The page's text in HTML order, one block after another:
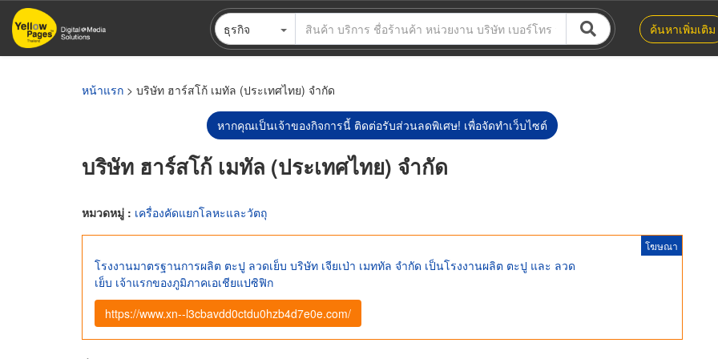
ข้าม
ไป
ธุรกิจ ค้นหาเพิ่มเติม
หน้าแรก > บริษัท ฮาร์สโก้ เมทัล (ประเทศไทย) จำกัด
หากคุณเป็นเจ้าของกิจการนี้ ติดต่อรับส่วนลดพิเศษ! เพื่อจัดทำเว็บไซต์
บริษัท ฮาร์สโก้ เมทัล (ประเทศไทย) จำกัด
หมวดหมู่ : เครื่องคัดแยกโลหะและวัตถุ
โฆษณา
โรงงานมาตรฐานการผลิต ตะปู ลวดเย็บ บริษัท เจียเป่า เมททัล จำกัด เป็นโรงงานผลิต ตะปู และ ลวด
เย็บ เจ้าแรกของภูมิภาคเอเชียแปซิฟิก
https://www.xn--l3cbavdd0ctdu0hzb4d7e0e.com/